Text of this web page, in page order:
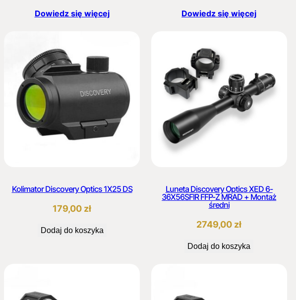
Dowiedz się więcej Dowiedz się więcej
Kolimator Discovery Optics 1X25 DS
179,00 zł
Dodaj do koszyka
Luneta Discovery Optics XED 6-
36X56SFIR FFP-Z MRAD + Montaż
średni
2749,00 zł
Dodaj do koszyka